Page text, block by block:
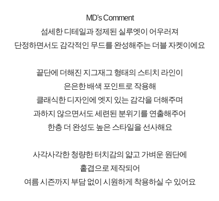
MD's Comment
섬세한 디테일과 정제된 실루엣이 어우러져
단정하면서도 감각적인 무드를 완성해주는 더블 자켓이에요
끝단에 더해진 지그재그 형태의 스티치 라인이
은은한 배색 포인트로 작용해
클래식한 디자인에 엣지 있는 감각을 더해주며
과하지 않으면서도 세련된 분위기를 연출해주어
한층 더 완성도 높은 스타일을 선사해요
사각사각한 청량한 터치감의 얇고 가벼운 원단에
홑겹으로 제작되어
여름 시즌까지 부담 없이 시원하게 착용하실 수 있어요